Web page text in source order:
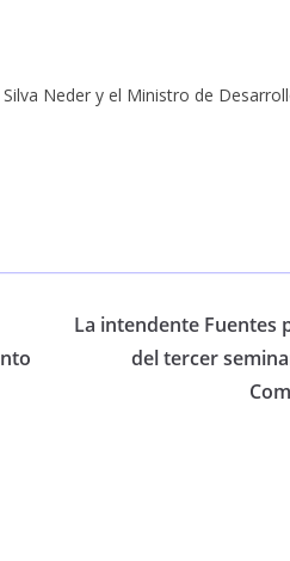
Neder y el Ministro de
La intendente Fuentes
del tercer